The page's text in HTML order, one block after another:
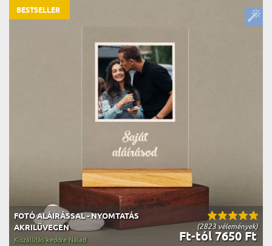
(2823 vélemények)
FOTÓ ALÁIRÁSSAL - NYOMTATÁS
AKRILÜVEGEN
Ft-tól 7650 Ft
Kiszállítás keddre Nálad
BESTSELLER